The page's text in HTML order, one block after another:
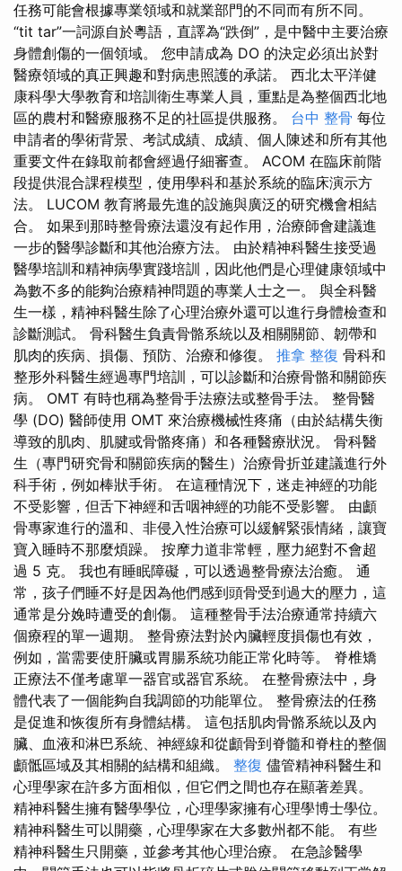
任務可能會根據專業領域和就業部門的不同而有所不同。
“tit tar”一詞源自於粵語，直譯為“跌倒”，是中醫中主要治療
身體創傷的一個領域。 您申請成為 DO 的決定必須出於對
醫療領域的真正興趣和對病患照護的承諾。 西北太平洋健
康科學大學教育和培訓衛生專業人員，重點是為整個西北地
區的農村和醫療服務不足的社區提供服務。 台中 整骨 每位
申請者的學術背景、考試成績、成績、個人陳述和所有其他
重要文件在錄取前都會經過仔細審查。 ACOM 在臨床前階
段提供混合課程模型，使用學科和基於系統的臨床演示方
法。 LUCOM 教育將最先進的設施與廣泛的研究機會相結
合。 如果到那時整骨療法還沒有起作用，治療師會建議進
一步的醫學診斷和其他治療方法。 由於精神科醫生接受過
醫學培訓和精神病學實踐培訓，因此他們是心理健康領域中
為數不多的能夠治療精神問題的專業人士之一。 與全科醫
生一樣，精神科醫生除了心理治療外還可以進行身體檢查和
診斷測試。 骨科醫生負責骨骼系統以及相關關​​節、韌帶和
肌肉的疾病、損傷、預防、治療和修復。 推拿 整復 骨科和
整形外科醫生經過專門培訓，可以診斷和治療骨骼和關節疾
病。 OMT 有時也稱為整骨手法療法或整骨手法。 整骨醫
學 (DO) 醫師使用 OMT 來治療機械性疼痛（由於結構失衡
導致的肌肉、肌腱或骨骼疼痛）和各種醫療狀況。 骨科醫
生（專門研究骨和關節疾病的醫生）治療骨折並建議進行外
科手術，例如棒狀手術。 在這種情況下，迷走神經的功能
不受影響，但舌下神經和舌咽神經的功能不受影響。 由顱
骨專家進行的溫和、非侵入性治療可以緩解緊張情緒，讓寶
寶入睡時不那麼煩躁。 按摩力道非常輕，壓力絕對不會超
過 5 克。 我也有睡眠障礙，可以透過整骨療法治癒。 通
常，孩子們睡不好是因為他們感到頭骨受到過大的壓力，這
通常是分娩時遭受的創傷。 這種整骨手法治療通常持續六
個療程的單一週期。 整骨療法對於內臟輕度損傷也有效，
例如，當需要使肝臟或胃腸系統功能正常化時等。 脊椎矯
正療法不僅考慮單一器官或器官系統。 在整骨療法中，身
體代表了一個能夠自我調節的功能單位。 整骨療法的任務
是促進和恢復所有身體結構。 這包括肌肉骨骼系統以及內
臟、血液和淋巴系統、神經線和從顱骨到脊髓和脊柱的整個
顱骶區域及其相關的結構和組織。 整復 儘管精神科醫生和
心理學家在許多方面相似，但它們之間也存在顯著差異。
精神科醫生擁有醫學學位，心理學家擁有心理學博士學位。
精神科醫生可以開藥，心理學家在大多數州都不能。 有些
精神科醫生只開藥，並參考其他心理治療。 在急診醫學